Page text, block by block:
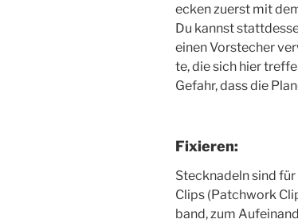
ecken zuerst mit
Du kannst
einen Vor­ste­cher
te, die sich hier
Gefahr, dass die
Fixieren:
Steck­na­deln sind
Clips (Patch­work
band, zum